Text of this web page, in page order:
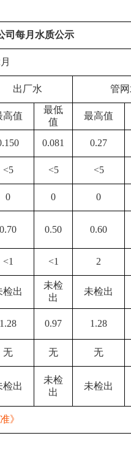
司每月水质公示
月
出厂水 管
高值
最低
值
最高值
150 0.081 0.27
<5 <5 <5
0 0 0
0.70 0.50 0.60
<1 <1 2
检出
未检
出
未检出
1.28 0.97 1.28
无 无 无
检出
未检
出
未检出
》